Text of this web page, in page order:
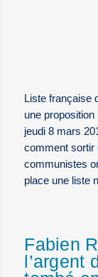
Liste française
une
jeudi 8 mars
comment sortir
communistes
place une liste
Fabien
l’argent